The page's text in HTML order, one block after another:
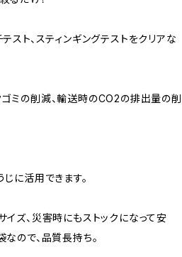
スト、スティンギングテストをクリアな
ミの削減、輸送時のCO2の排出量の削
じに活用できます。
イズ、災害時にもストックになって安
なので、品質長持ち。